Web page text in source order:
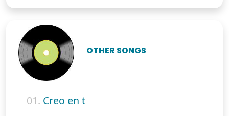
OTHER SONGS
01. Creo en t